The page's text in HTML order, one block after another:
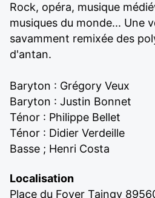
Rock, opéra, musique
musiques du monde... Une
savamment remixée des
d'antan.
Baryton : Grégory Veux
Baryton : Justin Bonnet
Ténor : Philippe Bellet
Ténor : Didier Verdeille
Basse ; Henri Costa
Localisation
Place du Foyer Taingy